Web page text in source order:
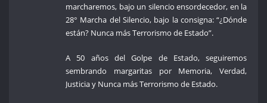
marcharemos, bajo un silencio ensordecedor, en la
28° Marcha del Silencio, bajo la consigna: “¿Dónde
están? Nunca más Terrorismo de Estado”.
A 50 años del Golpe de Estado, seguiremos
sembrando margaritas por Memoria, Verdad,
Justicia y Nunca más Terrorismo de Estado.